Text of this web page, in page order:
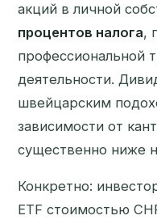
акций в личной
процентов налога,
профессиональной
деятельности.
швейцарским
зависимости от
существенно ниже
Конкретно:
ETF стоимостью